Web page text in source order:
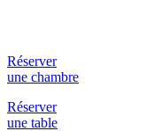
Réserver
une chambre
Réserver
une table